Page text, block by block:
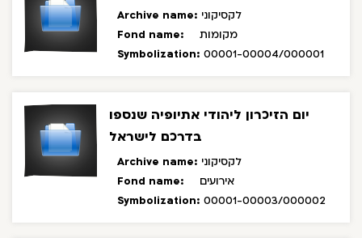
Archive name: לקסיקוני
Fond name:
מקומות
Symbolization: 00001-00004/000001
יום הזיכרון ליהודי אתיופיה שנספו
בדרכם לישראל
Archive name: לקסיקוני
Fond name:
אירועים
Symbolization: 00001-00003/000002